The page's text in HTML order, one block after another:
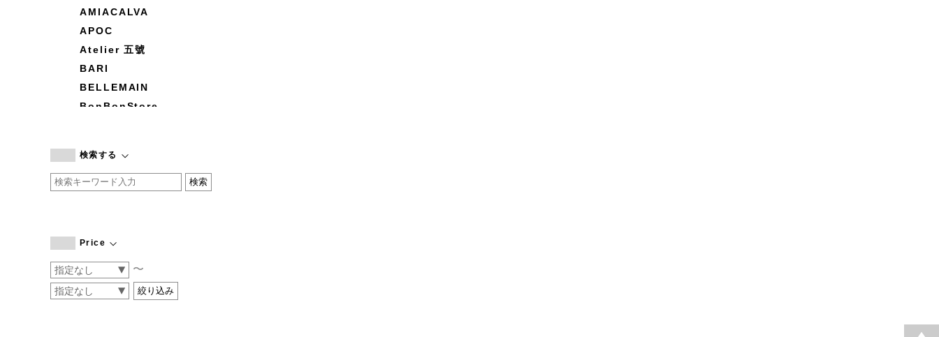
AMIACALVA
APOC
Atelier 五號
BARI
BELLEMAIN
BonBonStore
by basics
CATWORTH
COGTHEBIGSMOKE
CONVERSE
DEAN & DELUCA
検索する
Price
〜